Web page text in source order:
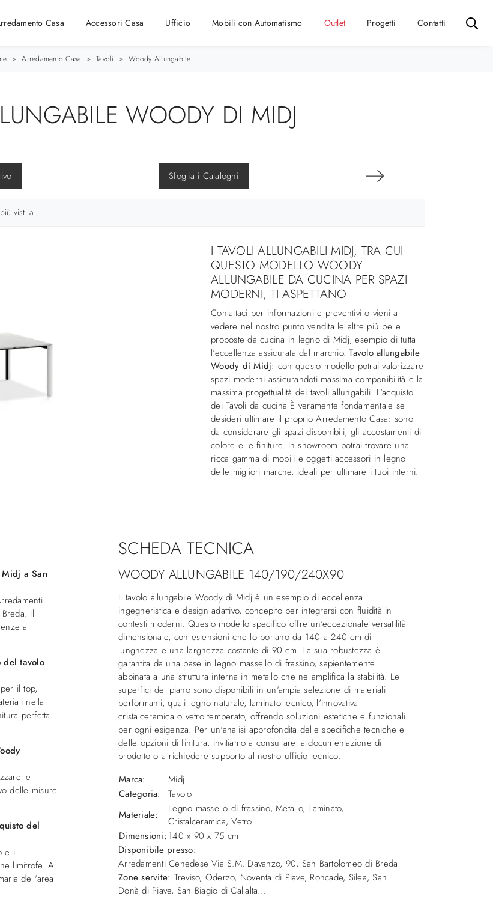
Casa Accessori Casa Ufficio Mobili con Automatismo Outlet Progetti Contatti
> Arredamento Casa > Tavoli > Woody Allungabile
WOODY DI MIDJ
Sfoglia i Cataloghi
visti a :
I TAVOLI ALLUNGABILI MIDJ, TRA CUI
QUESTO MODELLO WOODY
ALLUNGABILE DA CUCINA PER SPAZI
MODERNI, TI ASPETTANO
Contattaci per informazioni e preventivi o vieni a
vedere nel nostro punto vendita le altre più belle
proposte da cucina in legno di Midj, esempio di tutta
l'eccellenza assicurata dal marchio.Tavolo allungabile
Woody di Midj: con questo modello potrai valorizzare
spazi moderni assicurandoti massima componibilità e la
massima progettualità dei tavoli allungabili. L'acquisto
dei Tavoli da cucina È veramente fondamentale se
desideri ultimare il proprio Arredamento Casa: sono
da considerare gli spazi disponibili, gli accostamenti di
colore e le finiture. In showroom potrai trovare una
ricca gamma di mobili e oggetti accessori in legno
delle migliori marche, ideali per ultimare i tuoi interni.
a San
Il
a
tavolo
il top,
nella
perfetta
le
delle misure
del
e il
limitrofe. Al
dell'area
SCHEDA TECNICA
WOODY ALLUNGABILE 140/190/240X90
Il tavolo allungabile Woody di Midj è un esempio di eccellenza
ingegneristica e design adattivo, concepito per integrarsi con fluidità in
contesti moderni. Questo modello specifico offre un'eccezionale versatilità
dimensionale, con estensioni che lo portano da 140 a 240 cm di
lunghezza e una larghezza costante di 90 cm. La sua robustezza è
garantita da una base in legno massello di frassino, sapientemente
abbinata a una struttura interna in metallo che ne amplifica la stabilità. Le
superfici del piano sono disponibili in un'ampia selezione di materiali
performanti, quali legno naturale, laminato tecnico, l'innovativa
cristalceramica o vetro temperato, offrendo soluzioni estetiche e funzionali
per ogni esigenza. Per un'analisi approfondita delle specifiche tecniche e
delle opzioni di finitura, invitiamo a consultare la documentazione di
prodotto o a richiedere supporto al nostro ufficio tecnico.
Marca:
Midj
Categoria:
Tavolo
Materiale:
Legno massello di frassino, Metallo, Laminato,
Cristalceramica, Vetro
Dimensioni: 140 x 90 x 75 cm
Disponibile presso:
Arredamenti Cenedese Via S.M. Davanzo, 90, San Bartolomeo di Breda
Zone servite: Treviso, Oderzo, Noventa di Piave, Roncade, Silea, San
Donà di Piave, San Biagio di Callalta...